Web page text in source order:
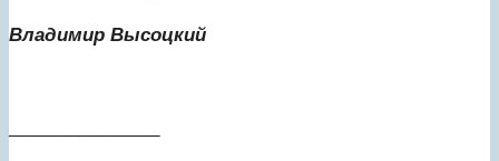
Владимир Высоцкий